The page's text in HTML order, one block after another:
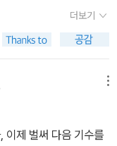
제도 그런 건지 알 수 없
순명으로만 돌리고
우리는 강가에 가서 안
요. 정말 그런가요. '언덕
까닭은 강물이 모두 바
남 시인은 김수영의
뇌가 인간의 보편적이
를 사랑할 수 있기 때
, 누구와 결혼을 하는,
는 아침에 몇 시에 일
한도전>을 시청할지 <
선택에는 우리의 성장기
가 뒤섞여 최종적인 결
는 수많은 이야기가 담
통> 대한민국 소비시
도서들에 관심이 가신
더보기
이제 벌써 다음 기수를